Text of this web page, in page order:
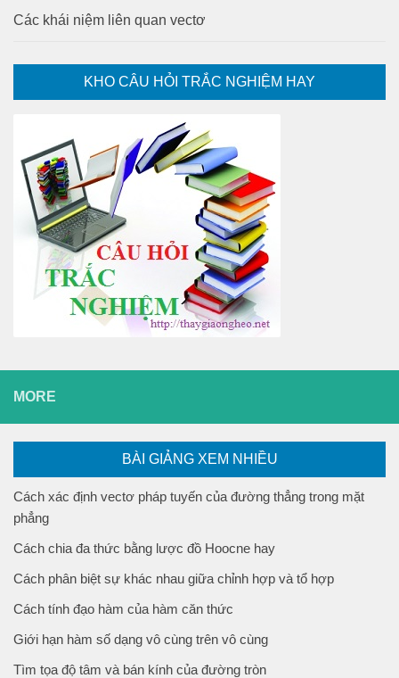
Các khái niệm liên quan vectơ
KHO CÂU HỎI TRẮC NGHIỆM HAY
MORE
BÀI GIẢNG XEM NHIỀU
Cách xác định vectơ pháp tuyến của đường thẳng trong mặt
phẳng
Cách chia đa thức bằng lược đồ Hoocne hay
Cách phân biệt sự khác nhau giữa chỉnh hợp và tổ hợp
Cách tính đạo hàm của hàm căn thức
Giới hạn hàm số dạng vô cùng trên vô cùng
Tìm tọa độ tâm và bán kính của đường tròn